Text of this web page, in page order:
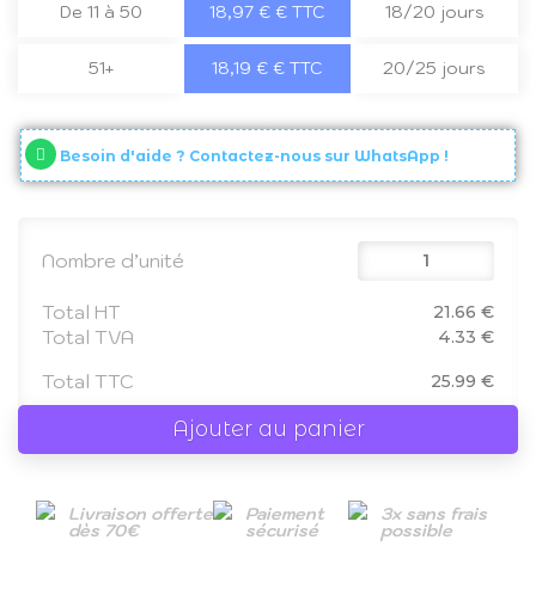
De 11 à 50 18,97 € € TTC 18/20 jours
51+ 18,19 € € TTC 20/25 jours
Besoin d'aide ? Contactez-nous sur WhatsApp !
Nombre d’unité
Total HT 21.66 €
Total TVA 4.33 €
Total TTC 25.99 €
Ajouter au panier
Livraison offerte
dès 70€
Paiement
sécurisé
3x sans frais
possible